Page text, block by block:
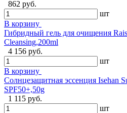
862 руб.
шт
В корзину
Гибридный гель для очищения
Cleansing,200ml
4 156 руб.
шт
В корзину
Солнцезащитная эссенция Isehan
SPF50+,50g
1 115 руб.
шт